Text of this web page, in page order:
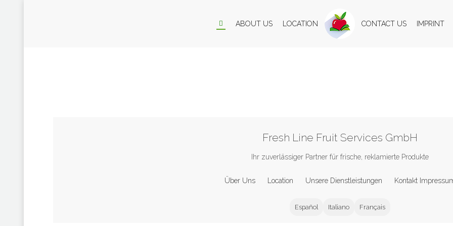
ABOUT US LOCATION CONTACT US IMPRINT
Fresh Line Fruit Services GmbH
Ihr zuverlässiger Partner für frische, reklamierte Produkte
Über Uns Location Unsere Dienstleistungen Kontakt
Español Italiano Français